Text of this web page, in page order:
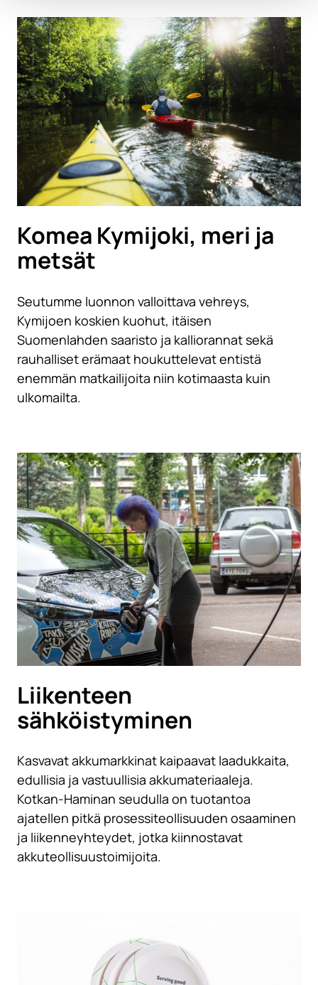
Komea Kymijoki, meri ja
metsät
Seutumme luonnon valloittava vehreys,
Kymijoen koskien kuohut, itäisen
Suomenlahden saaristo ja kalliorannat sekä
rauhalliset erämaat houkuttelevat entistä
enemmän matkailijoita niin kotimaasta kuin
ulkomailta.
Liikenteen
sähköistyminen
Kasvavat akkumarkkinat kaipaavat laadukkaita,
edullisia ja vastuullisia akkumateriaaleja.
Kotkan-Haminan seudulla on tuotantoa
ajatellen pitkä prosessiteollisuuden osaaminen
ja liikenneyhteydet, jotka kiinnostavat
akkuteollisuustoimijoita.